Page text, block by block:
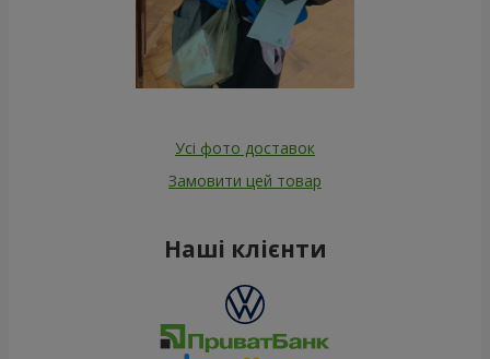
Усі фото доставок
Замовити цей товар
Наші клієнти